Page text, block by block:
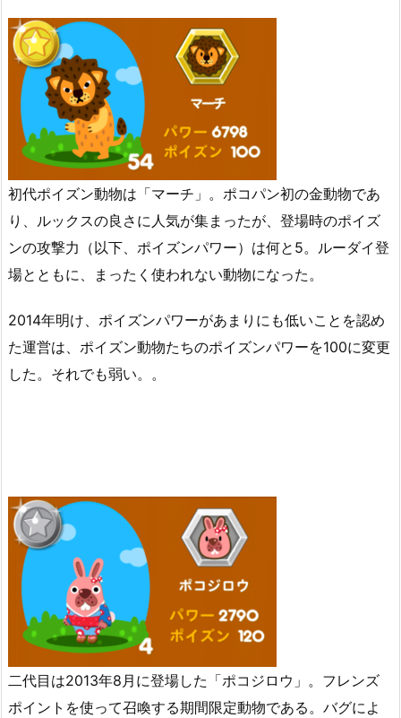
初代ポイズン動物は「マーチ」。ポコパン初の金動物であ
り、ルックスの良さに人気が集まったが、登場時のポイズ
ンの攻撃力（以下、ポイズンパワー）は何と5。ルーダイ登
場とともに、まったく使われない動物になった。
2014年明け、ポイズンパワーがあまりにも低いことを認め
た運営は、ポイズン動物たちのポイズンパワーを100に変更
した。それでも弱い。。
二代目は2013年8月に登場した「ポコジロウ」。フレンズ
ポイントを使って召喚する期間限定動物である。バグによ